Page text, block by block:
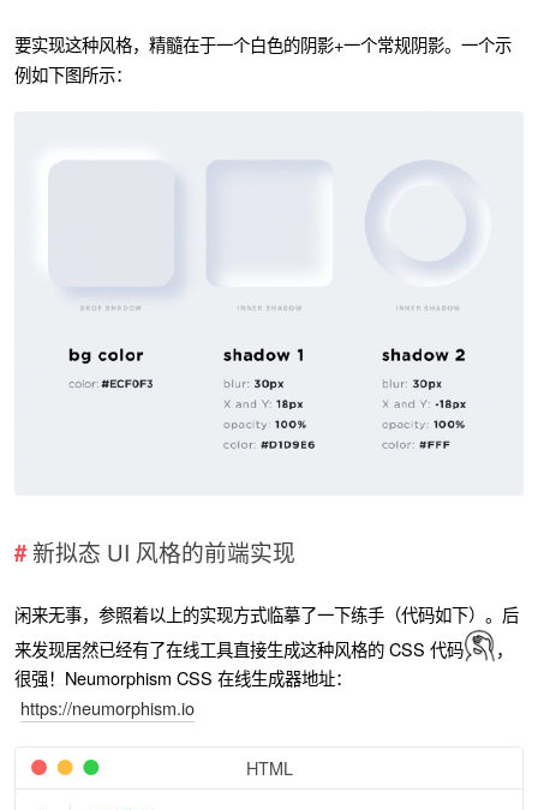
要实现这种风格，精髓在于一个白色的阴影+一个常规阴影。一个示
例如下图所示：
新拟态 UI 风格的前端实现
闲来无事，参照着以上的实现方式临摹了一下练手（代码如下）。后
来发现居然已经有了在线工具直接生成这种风格的 CSS 代码
，
很强！Neumorphism CSS 在线生成器地址：
https://neumorphism.io
HTML